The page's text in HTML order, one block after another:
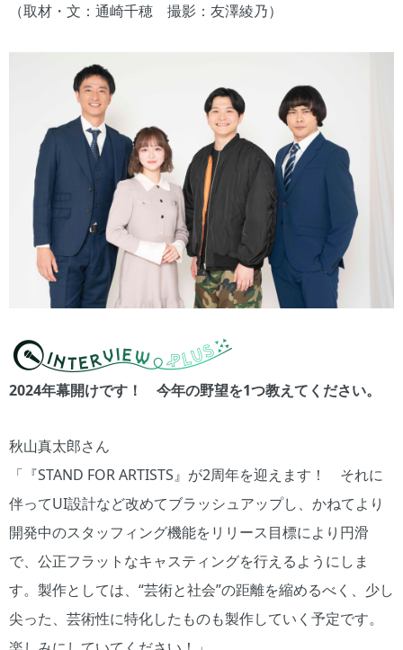
（取材・文：通崎千穂 撮影：友澤綾乃）
2024年幕開けです！ 今年の野望を1つ教えてください。
秋山真太郎さん
「『STAND FOR ARTISTS』が2周年を迎えます！ それに
伴ってUI設計など改めてブラッシュアップし、かねてより
開発中のスタッフィング機能をリリース目標により円滑
で、公正フラットなキャスティングを行えるようにしま
す。製作としては、“芸術と社会”の距離を縮めるべく、少し
尖った、芸術性に特化したものも製作していく予定です。